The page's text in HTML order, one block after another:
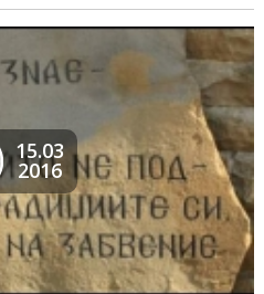
15.03
2016